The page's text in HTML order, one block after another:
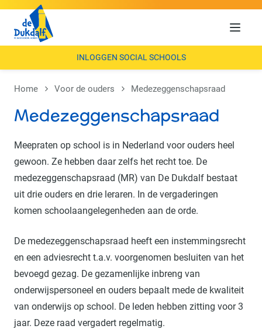
Menu
INLOGGEN SOCIAL SCHOOLS
Home Voor de ouders Medezeggenschapsraad
Medezeggenschapsraad
Meepraten op school is in Nederland voor ouders heel
gewoon. Ze hebben daar zelfs het recht toe. De
medezeggenschapsraad (MR) van De Dukdalf bestaat
uit drie ouders en drie leraren. In de vergaderingen
komen schoolaangelegenheden aan de orde.
De medezeggenschapsraad heeft een instemmingsrecht
en een adviesrecht t.a.v. voorgenomen besluiten van het
bevoegd gezag. De gezamenlijke inbreng van
onderwijspersoneel en ouders bepaalt mede de kwaliteit
van onderwijs op school. De leden hebben zitting voor 3
jaar. Deze raad vergadert regelmatig.